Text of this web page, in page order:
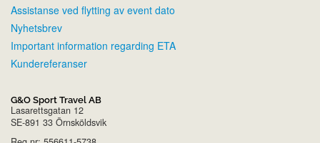
Assistanse ved flytting av event dato
Nyhetsbrev
Important information regarding ETA
Kundereferanser
G&O Sport Travel AB
Lasarettsgatan 12
SE-891 33 Örnsköldsvik